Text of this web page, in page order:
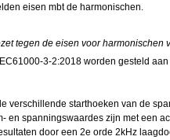
eisen mbt de harmonischen.
tegen de eisen voor harmonischen
3-2:2018 worden gesteld
verschillende starthoeken van de
en spanningswaardes zijn met een
door een 2e orde 2kHz